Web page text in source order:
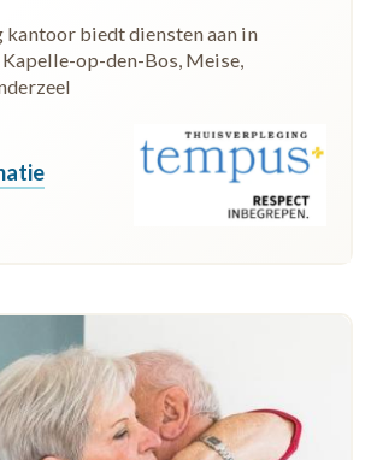
biedt diensten aan in
op-den-Bos, Meise,